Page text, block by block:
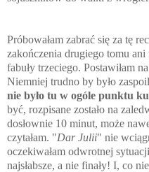
Próbowałam zabrać się za tę
zakończenia drugiego tomu
fabuły trzeciego. Postawiłam
Niemniej trudno by było
nie było tu w ogóle punktu
być, rozpisane zostało na
dosłownie 10 minut, może
czytałam. "Dar Julii" nie
oczekiwałam odwrotnej
najsłabsze, a nie finały! I, co